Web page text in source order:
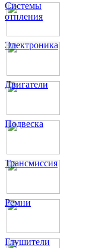
Системы
отпления
Электроника
Двигатели
Подвеска
Трансмиссия
Ремни
Глушители